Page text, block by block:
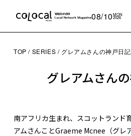
08/10MON
2026
TOP SERIES グレアムさんの神戸日記
グレアムさん
南アフリカ生まれ、スコットランド
アムさんことGraeme Mcnee（グレ